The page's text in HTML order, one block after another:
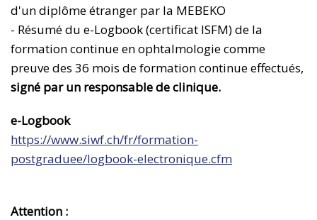
d'un diplôme étranger par la MEBEKO
- Résumé du e-Logbook (certificat ISFM) de la
formation continue en ophtalmologie comme
preuve des 36 mois de formation continue effectués,
signé par un responsable de clinique.
e-Logbook
https://www.siwf.ch/fr/formation-
postgraduee/logbook-electronique.cfm
Attention :